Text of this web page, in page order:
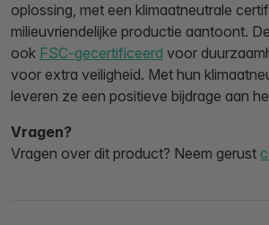
oplossing, met een klimaatneutrale
milieuvriendelijke productie aantoont.
ook FSC-gecertificeerd voor
voor extra veiligheid. Met hun
leveren ze een positieve bijdrage aan
Vragen?
Vragen over dit product? Neem gerust